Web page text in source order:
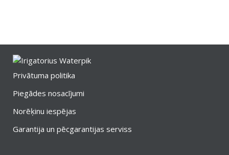
Privātuma politika
Piegādes nosacījumi
Norēķinu iespējas
Garantija un pēcgarantijas serviss